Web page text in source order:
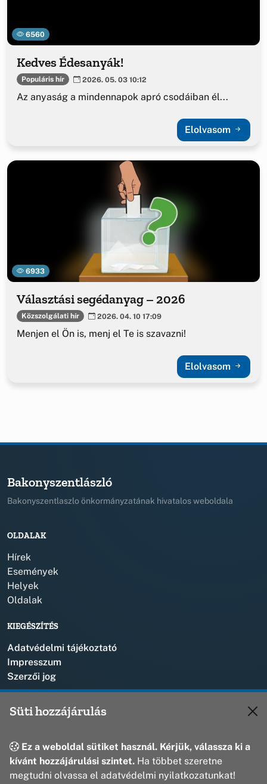
6560
Kedves Édesanyák!
Populáris hír 2026. 05. 03 10:12
Az anyaság a mindennapok apró csodáiban él...
Elolvasom
6933
Választási segédanyag – 2026
Közszolgálati hír 2026. 04. 10 17:09
Menjen el Ön is, menj el Te is szavazni!
Elolvasom
Bakonyszentlászló
Bakonyszentlaszlo önkormányzatának hivatalos weboldala
OLDALAK
Hírek
Események
Helyek
Oldalak
KIEGÉSZÍTÉS
Adatvédelmi tájékoztató
Impresszum
Szerzői jog
8431 Bakonyszentlászló, Vak Bottyán u. 1.
Süti hozzájárulás
Ez a weboldal sütiket használ. Kérjük, válassza ki a
kívánt hozzájárulási szintet. Ha többet szeretne
megtudni olvassa el adatvédelmi nyilatkozatunkat!